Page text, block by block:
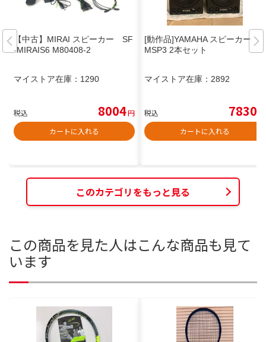
【中古】MIRAI スピーカー SF
-MIRAIS6 M80408-2
マイストア在庫： 1290
税込 8004円
カートに入れる
[動作品]YAMAHA スピーカー
MSP3 2本セット
マイストア在庫： 2892
税込 7830
カートに入れる
このカテゴリをもっと見る
この商品を見た人はこんな商品も見て
います